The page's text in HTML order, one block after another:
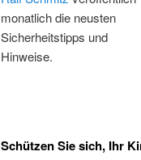
monatlich die neusten
Sicherheitstipps und
Hinweise.
Schützen Sie sich, Ihr